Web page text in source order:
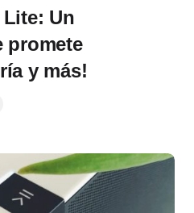
Lite: Un
promete
y más!